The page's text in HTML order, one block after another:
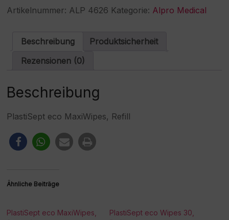
Refill
Menge
e
r
t
Artikelnummer: ALP 4626 Kategorie: Alpro Medical
Beschreibung
Produktsicherheit
Rezensionen (0)
Beschreibung
PlastiSept eco MaxiWipes, Refill
Ähnliche Beiträge
PlastiSept eco MaxiWipes,
PlastiSept eco Wipes 30,